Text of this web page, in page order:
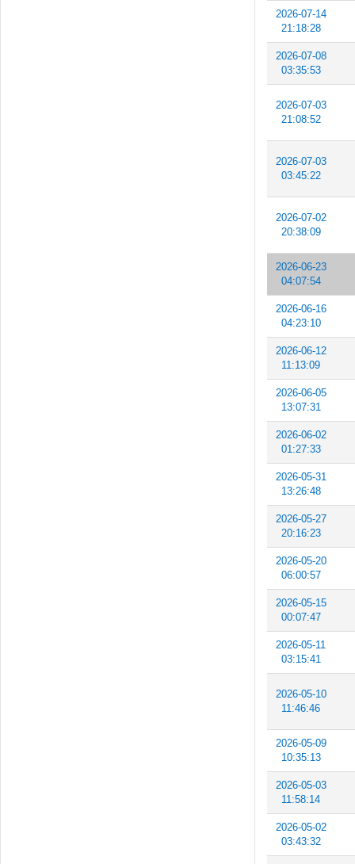
2026-07-14
21:18:28
2026-07-08
03:35:53
2026-07-03
21:08:52
2026-07-03
03:45:22
2026-07-02
20:38:09
2026-06-23
04:07:54
2026-06-16
04:23:10
2026-06-12
11:13:09
2026-06-05
13:07:31
2026-06-02
01:27:33
2026-05-31
13:26:48
2026-05-27
20:16:23
2026-05-20
06:00:57
2026-05-15
00:07:47
2026-05-11
03:15:41
2026-05-10
11:46:46
2026-05-09
10:35:13
2026-05-03
11:58:14
2026-05-02
03:43:32